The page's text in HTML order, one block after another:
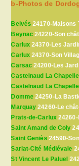
b-Photos de
Belvés 24170-Maisons
Beynac 24220-Son
Carlux 24370-Les
Carlux 24370-Son
Carsac 24200-Les
Castelnaud La Chapelle
Castelnaud La Chapelle
Domme24250-La
Marquay 24260-Le
Prats-de-Carlux24260-
Saint Amand de Coly
Saint Geniès 24590-
Sarlat-Cité Médiévale
St Vincent Le Paluel